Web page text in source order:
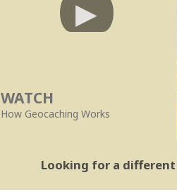
WATCH
How Geocaching Works
Looking for a